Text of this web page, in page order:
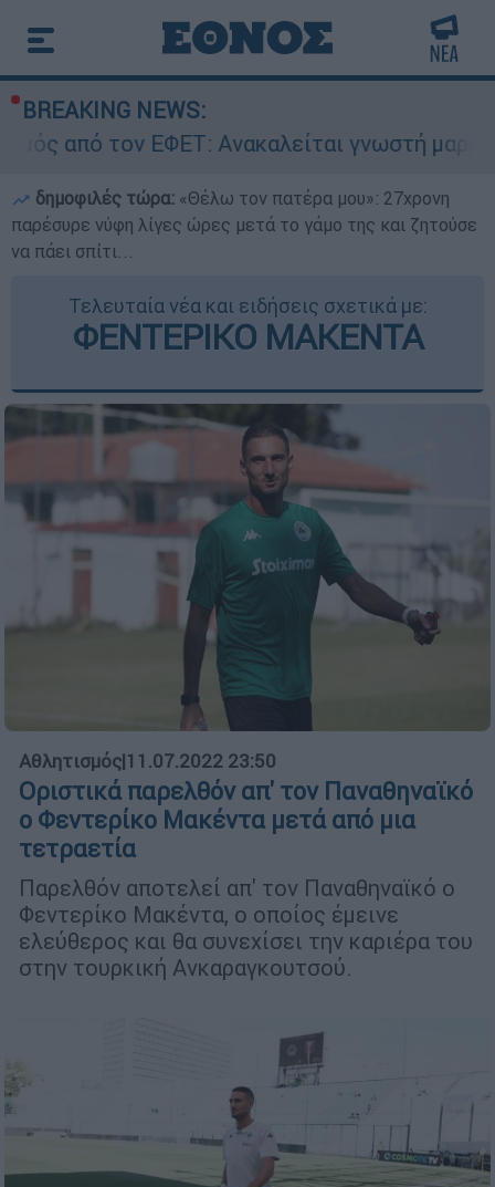
BREAKING NEWS:
ΕΦΕΤ: Ανακαλείται γνωστή μαρμελάδα -
δημοφιλές τώρα: «Θέλω τον πατέρα μου»: 27χρονη
παρέσυρε νύφη λίγες ώρες μετά το γάμο της και ζητούσε
να πάει σπίτι...
Τελευταία νέα και ειδήσεις σχετικά με:
ΦΕΝΤΕΡΙΚΟ ΜΑΚΕΝΤΑ
Αθλητισμός|11.07.2022 23:50
Οριστικά παρελθόν απ' τον Παναθηναϊκό
ο Φεντερίκο Μακέντα μετά από μια
τετραετία
Παρελθόν αποτελεί απ' τον Παναθηναϊκό ο
Φεντερίκο Μακέντα, ο οποίος έμεινε
ελεύθερος και θα συνεχίσει την καριέρα του
στην τουρκική Ανκαραγκουτσού.